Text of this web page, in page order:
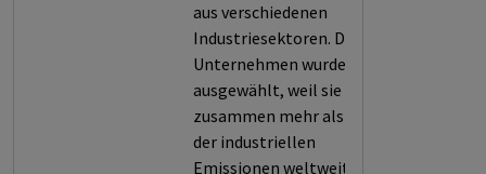
aus verschiedenen
Industriesektoren. Die
Unternehmen wurden
ausgewählt, weil sie
zusammen mehr als 80%
der industriellen
Emissionen weltweit